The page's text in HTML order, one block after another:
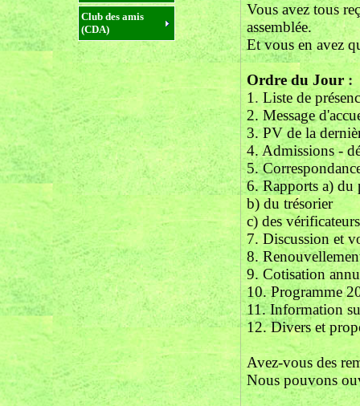
Club des amis
(CDA)
Vous avez tous
assemblée.
Et vous en avez
Ordre du Jour:
1.Liste de
2. Message
3. PV de la
4. Admissions -
5.
6. Rapports a) du
b) du trésorier
c) des
7. Discussion et
8.
9. Cotisation
10. Programme
11. Information
12. Divers et
Avez-vous des
Nous pouvons